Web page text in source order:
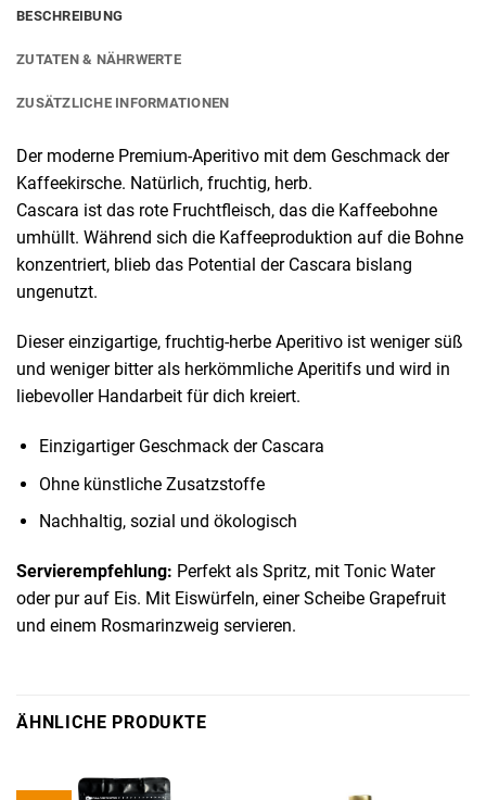
BESCHREIBUNG
ZUTATEN & NÄHRWERTE
ZUSÄTZLICHE INFORMATIONEN
Der moderne Premium-Aperitivo mit dem Geschmack der
Kaffeekirsche. Natürlich, fruchtig, herb.
Cascara ist das rote Fruchtfleisch, das die Kaffeebohne
umhüllt. Während sich die Kaffeeproduktion auf die Bohne
konzentriert, blieb das Potential der Cascara bislang
ungenutzt.
Dieser einzigartige, fruchtig-herbe Aperitivo ist weniger süß
und weniger bitter als herkömmliche Aperitifs und wird in
liebevoller Handarbeit für dich kreiert.
Einzigartiger Geschmack der Cascara
Ohne künstliche Zusatzstoffe
Nachhaltig, sozial und ökologisch
Servierempfehlung: Perfekt als Spritz, mit Tonic Water
oder pur auf Eis. Mit Eiswürfeln, einer Scheibe Grapefruit
und einem Rosmarinzweig servieren.
ÄHNLICHE PRODUKTE